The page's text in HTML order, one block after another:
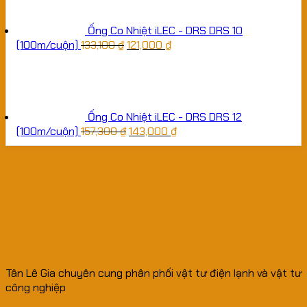
Ống Co Nhiệt iLEC - DRS DRS 10
(100m/cuộn) 133,100₫121,000 ₫
Ống Co Nhiệt iLEC - DRS DRS 12
(100m/cuộn) 157,300₫143,000 ₫
Tân Lê Gia chuyên cung phân phối vật tư điện lạnh và vật tư
công nghiệp